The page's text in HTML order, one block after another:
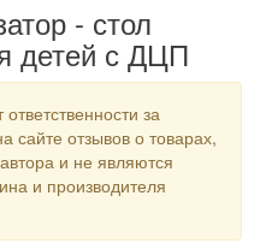
- стол
детей с ДЦП
за
сайте отзывов о товарах,
и не являются
и производителя